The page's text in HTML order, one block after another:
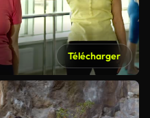
Télécharger